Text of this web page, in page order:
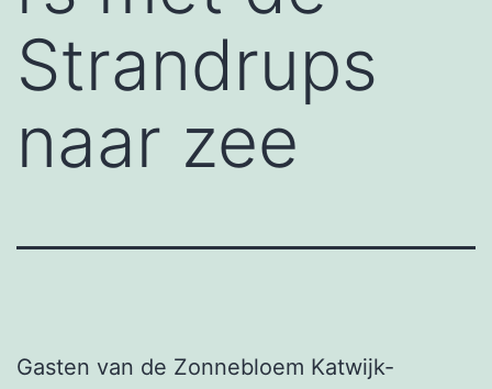
Strandrups
naar zee
Gasten van de Zonnebloem Katwijk-